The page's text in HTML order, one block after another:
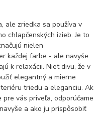
ale zriedka sa používa v
chlapčenských izieb. Je to
nielen
každej farbe - ale navyše
k relaxácii. Niet divu, že v
elegantný a mierne
triedu a eleganciu. Ak
pre vás priveľa, odporúčame
a ako ju prispôsobiť